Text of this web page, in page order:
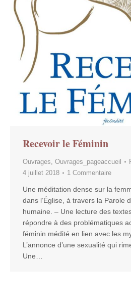
Recevoir le Féminin
Ouvrages, Ouvrages_pageaccueil
4 juillet 2018
1 Commentaire
Une méditation dense sur la
dans l’Église, à travers la Parole
humaine. – Une lecture des
répondre à des problématiques
féminin médité en lien avec les
L’annonce d’une sexualité qui
Une…